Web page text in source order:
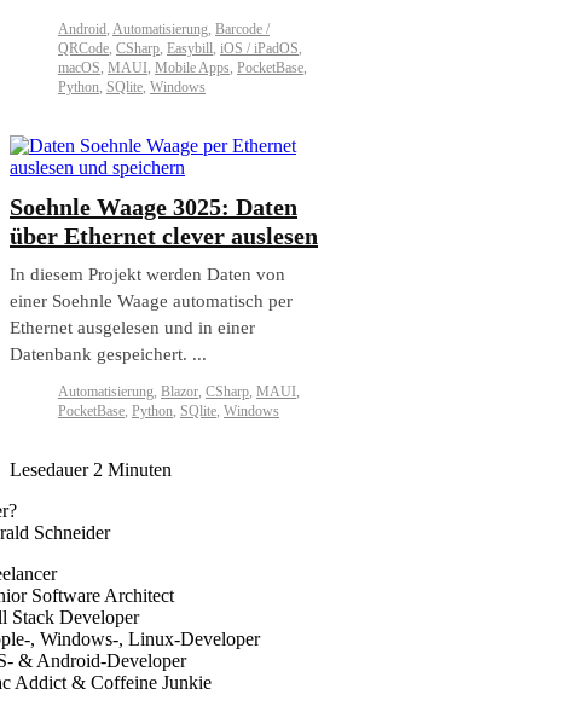
Android, Automatisierung, Barcode /
QRCode, CSharp, Easybill, iOS / iPadOS,
macOS, MAUI, Mobile Apps, PocketBase,
Python, SQlite, Windows
Soehnle Waage 3025: Daten
über Ethernet clever auslesen
In diesem Projekt werden Daten von
einer Soehnle Waage automatisch per
Ethernet ausgelesen und in einer
Datenbank gespeichert. ...
Automatisierung, Blazor, CSharp, MAUI,
PocketBase, Python, SQlite, Windows
Lesedauer 2 Minuten
Schneider
Software Architect
Stack Developer
, Windows-, Linux-Developer
& Android-Developer
Addict & Coffeine Junkie